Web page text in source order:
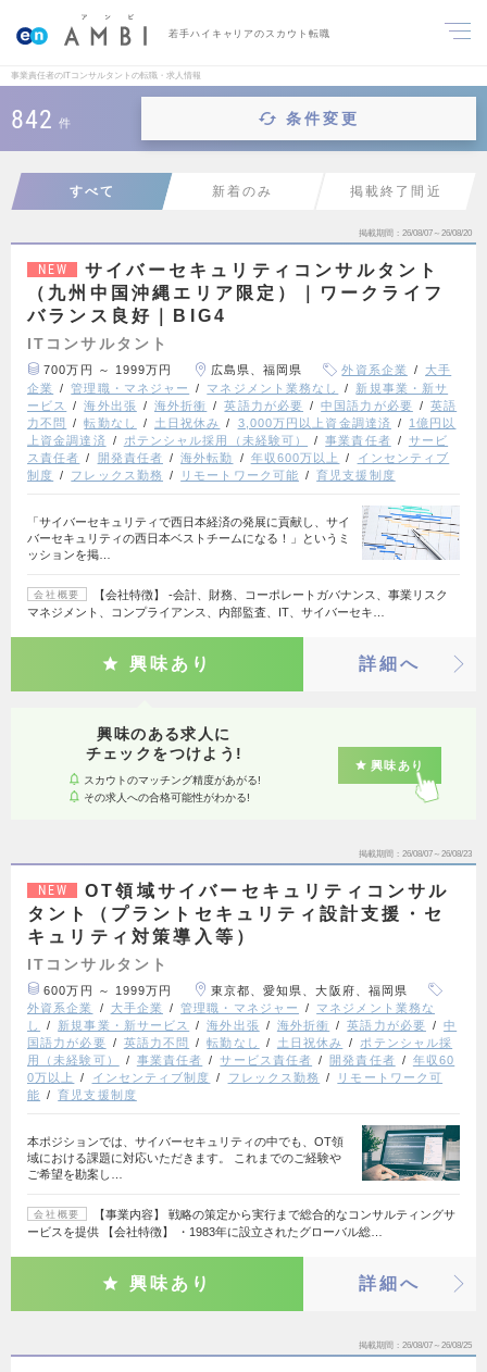
若手ハイキャリアのスカウト転職
事業責任者のITコンサルタントの転職・求人情報
842 件 条件変更
すべて 新着のみ 掲載終了間近
掲載期間 26/08/07～26/08/20
NEW
サイバーセキュリティコンサルタント
（九州中国沖縄エリア限定）｜ワークライフ
バランス良好｜BIG4
ITコンサルタント
700万円 ～ 1999万円 広島県、福岡県 外資系企業
大手
企業
管理職・マネジャー マネジメント業務なし
新規事業・新サ
ービス
海外出張 海外折衝 英語力が必要 中国語力が必要
英語
力不問
転勤なし 土日祝休み 3,000万円以上資金調達済
1億円以
上資金調達済
ポテンシャル採用（未経験可） 事業責任者
サービ
ス責任者
開発責任者 海外転勤 年収600万以上
インセンティブ
制度
フレックス勤務 リモートワーク可能 育児支援制度
「サイバーセキュリティで西日本経済の発展に貢献し、サイ
バーセキュリティの西日本ベストチームになる！」というミ
ッションを掲…
会社概要
【会社特徴】 ‐会計、財務、コーポレートガバナンス、事業リスク
マネジメント、コンプライアンス、内部監査、IT、サイバーセキ…
興味あり 詳細へ
興味のある求人に
チェックをつけよう!
スカウトのマッチング精度があがる!
その求人への合格可能性がわかる!
興味あり
掲載期間 26/08/07～26/08/23
NEW
OT領域サイバーセキュリティコンサル
タント（プラントセキュリティ設計支援・セ
キュリティ対策導入等）
ITコンサルタント
600万円 ～ 1999万円
東京都、愛知県、大阪府、福岡県
外資系企業
大手企業 管理職・マネジャー
マネジメント業務な
し
新規事業・新サービス 海外出張 海外折衝 英語力が必要
中
国語力が必要
英語力不問 転勤なし 土日祝休み
ポテンシャル採
用（未経験可）
事業責任者 サービス責任者 開発責任者
年収60
0万以上
インセンティブ制度 フレックス勤務
リモートワーク可
能
育児支援制度
本ポジションでは、サイバーセキュリティの中でも、OT領
域における課題に対応いただきます。 これまでのご経験や
ご希望を勘案し…
会社概要
【事業内容】 戦略の策定から実行まで総合的なコンサルティングサ
ービスを提供 【会社特徴】 ・1983年に設立されたグローバル総…
興味あり 詳細へ
掲載期間 26/08/07～26/08/25